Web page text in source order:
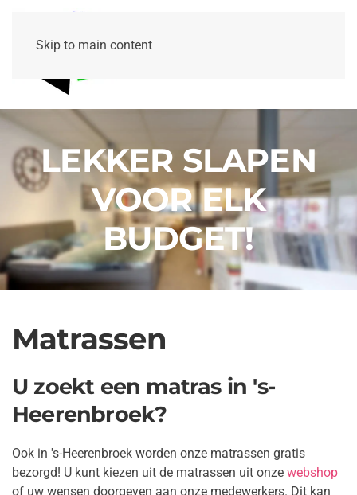
Skip to main content
LEKKER SLAPEN
VOOR ELK
BUDGET!
Matrassen
U zoekt een matras in 's-
Heerenbroek?
Ook in 's-Heerenbroek worden onze matrassen gratis
bezorgd! U kunt kiezen uit de matrassen uit onze webshop
of uw wensen doorgeven aan onze medewerkers. Dit kan